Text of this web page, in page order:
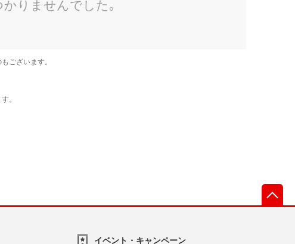
イベント・キャンペーン